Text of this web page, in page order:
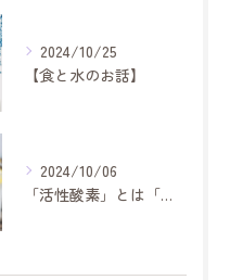
2024/10/25
【食と水のお話】⁡
2024/10/06
「活性酸素」とは「身体のサビ」のもとになるもの。